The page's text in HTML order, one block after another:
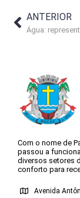
ANTERIOR
Com o nome de
passou a
diversos setores
conforto para
Avenida